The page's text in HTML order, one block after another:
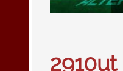
2910ut